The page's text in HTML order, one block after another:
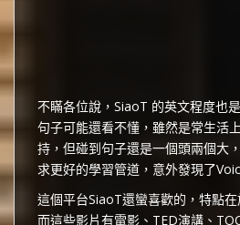
不瞞各位說，SiaoT 的英文程度也
句子可能還看不懂，雖然是常生活
持，但碰到句子還是一個頭兩個大
求更好的學習管道，意外發現了
這個平台SiaoT還蠻喜歡的，特點
而這些影片有電影、TED演講、